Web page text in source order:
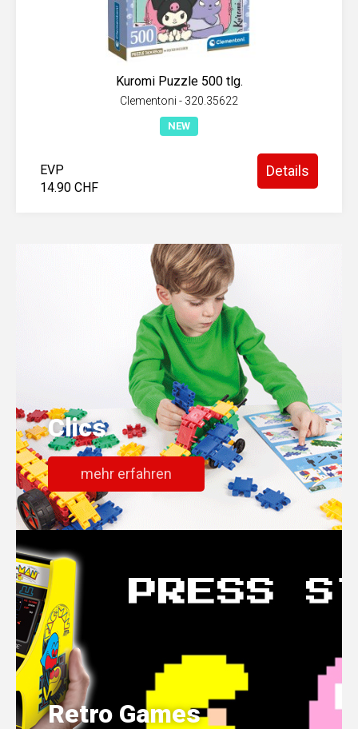
Trinkspiel Fun Pong 36tlg.
Sombo - 820.350121
NEW
EVP
19.90 CHF
Details
Clics
mehr erfahren
Retro Games